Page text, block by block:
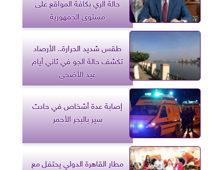
مستوى الجمهورية
طقس شديد الحرارة.. الأرصاد
تكشف حالة الجو في ثاني أيام
عيد الأضحى
إصابة عدة أشخاص في حادث
سير بالبحر الأحمر
مطار القاهرة الدولي يحتفل مع